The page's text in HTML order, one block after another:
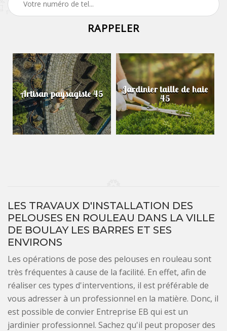
Artisan paysagiste 45 Jardinier taille de haie
45
LES TRAVAUX D'INSTALLATION DES
PELOUSES EN ROULEAU DANS LA VILLE
DE BOULAY LES BARRES ET SES
ENVIRONS
Les opérations de pose des pelouses en rouleau sont
très fréquentes à cause de la facilité. En effet, afin de
réaliser ces types d'interventions, il est préférable de
vous adresser à un professionnel en la matière. Donc, il
est possible de convier Entreprise EB qui est un
jardinier professionnel. Sachez qu'il peut proposer des